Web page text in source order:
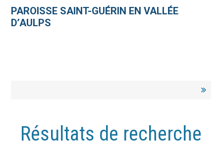
contenu.
personnelsPAROISSE SAINT-GUÉRIN EN VALLÉE
D’AULPS
Résultats de recherche